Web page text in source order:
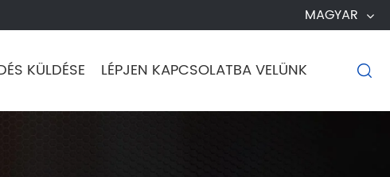
MAGYAR
KÜLDÉSE LÉPJEN KAPCSOLATBA VELÜNK 